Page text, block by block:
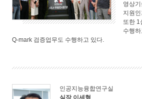
영상
지원
또한 1
수행
Q-mark 검증업무도 수행하고 있다.
인공지능융합연구실
실장 이세형